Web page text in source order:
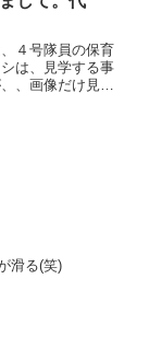
４号隊員の保育
は、見学する事
、画像だけ見せ
滑る(笑)